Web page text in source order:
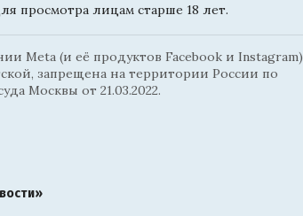
просмотра лицам старше 18 лет.
Meta (и её продуктов Facebook и Instagram)
запрещена на территории России по
Москвы от 21.03.2022.